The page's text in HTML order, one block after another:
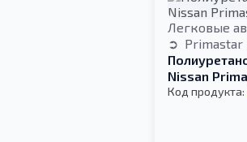
Легковые
Primastar
Nissan
Код продукта: